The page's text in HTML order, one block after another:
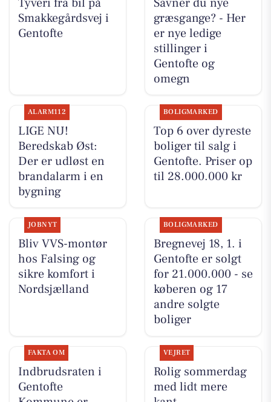
Smakkegårdsvej i
Gentofte
græsgange? - Her
er nye ledige
stillinger i
Gentofte og
omegn
ALARM112
LIGE NU!
Beredskab Øst:
Der er udløst en
brandalarm i en
bygning
BOLIGMARKED
Top 6 over dyreste
boliger til salg i
Gentofte. Priser op
til 28.000.000 kr
JOBNYT
Bliv VVS-montør
hos Falsing og
sikre komfort i
Nordsjælland
BOLIGMARKED
Bregnevej 18, 1. i
Gentofte er solgt
for 21.000.000 - se
køberen og 17
andre solgte
boliger
FAKTA OM
Indbrudsraten i
Gentofte
VEJRET
Rolig sommerdag
med lidt mere